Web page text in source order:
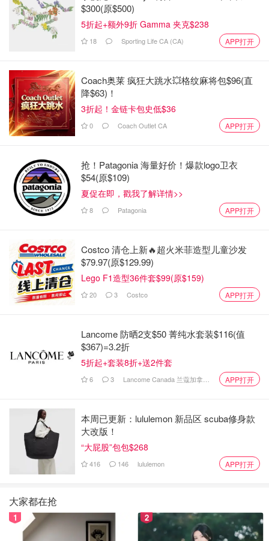
我也打定主意， 如果还是不行的话， 我就把这事情上诉到
CCTS 的委员会， 这规定都写在BY LAW 中的， 不是白规
定的。 然后， 我就收到了以下的回复：
意思是的确是有这规定的， 我们这就给你取消了， 分三个
月还credit ! 之前的客服没服务好你， 你别介意哈。
候， 受到了不公正的对待， 如果大多数人都不说出来， 就
是助长了这种歪风。 这年头， 本来钱包就干硬化了， 大家
都要看紧自己的辛苦钱！
$300(原$500)
5折起+额外9折 Gamma 夹克$238
18 Sporting Life CA (CA) APP打开
Coach奥莱 疯狂大跳水💥格纹麻将包$96(直
降$63)！
3折起！金链卡包史低$36
0 Coach Outlet CA APP打开
抢！Patagonia 海量好价！爆款logo卫衣
$54(原$109)
夏促在即，戳我了解详情>>
8 Patagonia APP打开
Costco 清仓上新🔥超火米菲造型儿童沙发
$79.97(原$129.99)
Lego F1造型36件套$99(原$159)
20 3 Costco APP打开
Lancome 防晒2支$50 菁纯水套装$116(值
$367)=3.2折
5折起+套装8折+送2件套
6 3 Lancome Canada 兰蔻加拿大官网 APP打开
本周已更新：lululemon 新品区 scuba修身款
大改版！
“大屁股”包包$268
416 146 lululemon APP打开
大家都在抢
1 2